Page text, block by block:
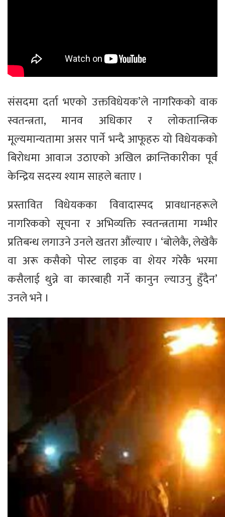
संसदमा दर्ता भएको उक्तविधेयक’ले नागरिकको वाक
स्वतन्त्रता, मानव अधिकार र लोकतान्त्रिक
मूल्यमान्यतामा असर पार्ने भन्दै आफूहरु यो विधेयकको
बिरोधमा आवाज उठाएको अखिल क्रान्तिकारीका पूर्व
केन्द्रिय सदस्य श्याम साहले बताए ।
प्रस्तावित विधेयकका विवादास्पद प्रावधानहरूले
नागरिकको सूचना र अभिव्यक्ति स्वतन्त्रतामा गम्भीर
प्रतिबन्ध लगाउने उनले खतरा औंल्याए । ‘बोलेकै, लेखेकै
वा अरू कसैको पोस्ट लाइक वा शेयर गरेकै भरमा
कसैलाई थुन्ने वा कारबाही गर्ने कानुन ल्याउनु हुँदैन’
उनले भने ।